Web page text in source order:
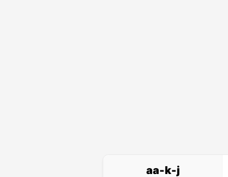
aa-k-j